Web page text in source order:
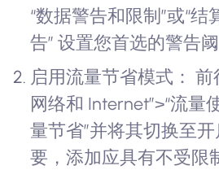
“数据警告和限制”或“
告” 设置您首选的警告
启用流量节省模式： 前
网络和 Internet”>“流量
量节省”并将其切换至
要，添加应具有不受限